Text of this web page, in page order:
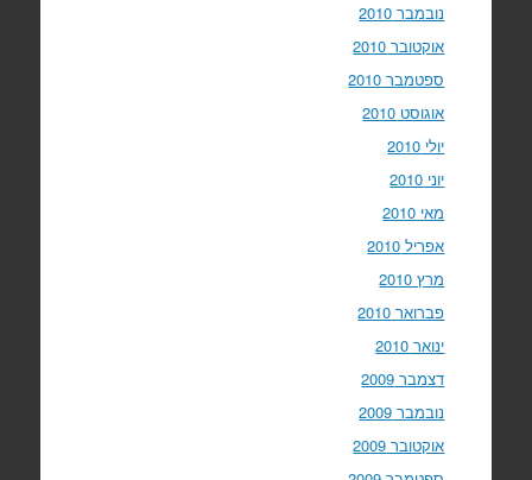
נובמבר 2010
אוקטובר 2010
ספטמבר 2010
אוגוסט 2010
יולי 2010
יוני 2010
מאי 2010
אפריל 2010
מרץ 2010
פברואר 2010
ינואר 2010
דצמבר 2009
נובמבר 2009
אוקטובר 2009